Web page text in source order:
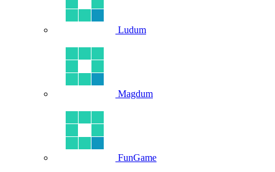
Ludum
Magdum
FunGame